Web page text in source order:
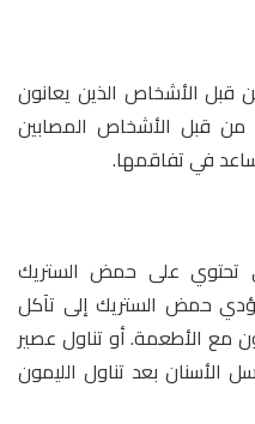
قبل الأشخاص الذين يعانون
من قبل الأشخاص المصابين
في تفاقمها.
تحتوي على حمض الستريك
حمض الستريك إلى تآكل
مع الأطعمة. أو تناول عصير
الأسنان بعد تناول الليمون